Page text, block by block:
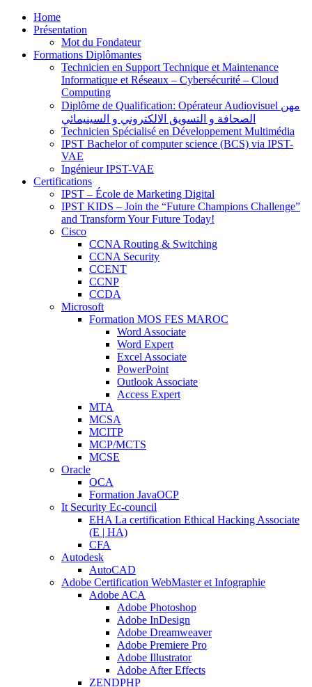
Home
Présentation
Mot du Fondateur
Formations Diplômantes
Technicien en Support Technique et Maintenance
Informatique et Réseaux – Cybersécurité – Cloud
Computing
Diplôme de Qualification: Opérateur Audiovisuel مهن
الصحافة و التسويق الالكتروني و السينيمائي
Technicien Spécialisé en Développement Multimédia
IPST Bachelor of computer science (BCS) via IPST-
VAE
Ingénieur IPST-VAE
Certifications
IPST – École de Marketing Digital
IPST KIDS – Join the “Future Champions Challenge”
and Transform Your Future Today!
Cisco
CCNA Routing & Switching
CCNA Security
CCENT
CCNP
CCDA
Microsoft
Formation MOS FES MAROC
Word Associate
Word Expert
Excel Associate
PowerPoint
Outlook Associate
Access Expert
MTA
MCSA
MCITP
MCP/MCTS
MCSE
Oracle
OCA
Formation JavaOCP
It Security Ec-council
EHA La certification Ethical Hacking Associate
(E | HA)
CFA
Autodesk
AutoCAD
Adobe Certification WebMaster et Infographie
Adobe ACA
Adobe Photoshop
Adobe InDesign
Adobe Dreamweaver
Adobe Premiere Pro
Adobe Illustrator
Adobe After Effects
ZENDPHP